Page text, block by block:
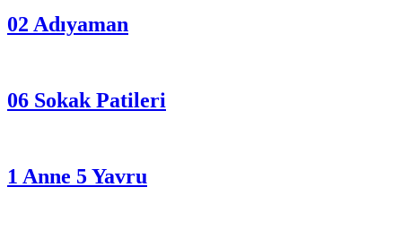
02 Adıyaman
06 Sokak Patileri
1 Anne 5 Yavru